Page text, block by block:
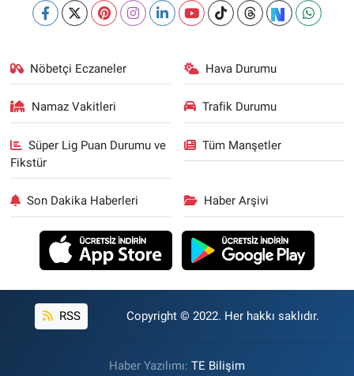
Nöbetçi Eczaneler Hava Durumu
Namaz Vakitleri Trafik Durumu
Süper Lig Puan Durumu ve
Fikstür
Tüm Manşetler
Son Dakika Haberleri Haber Arşivi
RSS Copyright © 2022. Her hakkı saklıdır.
Haber Yazılımı: TE Bilişim